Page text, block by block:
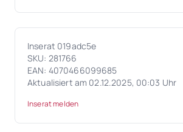
Inserat 019adc5e
SKU: 281766
EAN: 4070466099685
Aktualisiert am 02.12.2025, 00:03 Uhr
Inserat melden